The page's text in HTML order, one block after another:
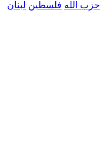
حزب الله فلسطين لبنان